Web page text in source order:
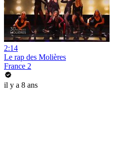
2:14
Le rap des Molières
France 2
il y a 8 ans